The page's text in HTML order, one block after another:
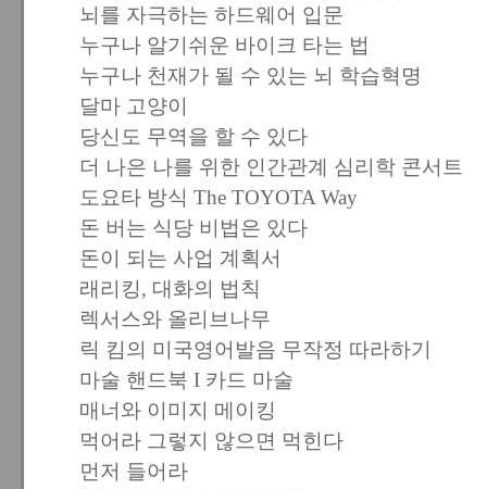
뇌를 자극하는 하드웨어 입문
누구나 알기쉬운 바이크 타는 법
누구나 천재가 될 수 있는 뇌 학습혁명
달마 고양이
당신도 무역을 할 수 있다
더 나은 나를 위한 인간관계 심리학 콘서트
도요타 방식 The TOYOTA Way
돈 버는 식당 비법은 있다
돈이 되는 사업 계획서
래리킹, 대화의 법칙
렉서스와 올리브나무
릭 킴의 미국영어발음 무작정 따라하기
마술 핸드북 I 카드 마술
매너와 이미지 메이킹
먹어라 그렇지 않으면 먹힌다
먼저 들어라